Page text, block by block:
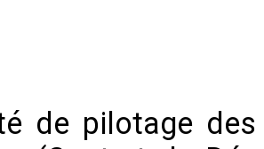
de pilotage